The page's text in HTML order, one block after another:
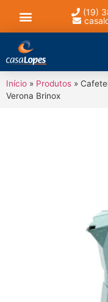
(19)
Início » Produtos »
Verona Brinox